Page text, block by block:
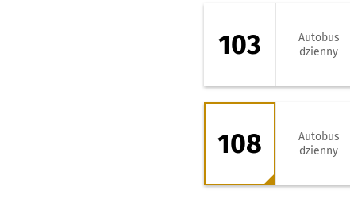
103 - kierunek
103
Autobus
dzienny
108 - kierunek
108
Autobus
dzienny